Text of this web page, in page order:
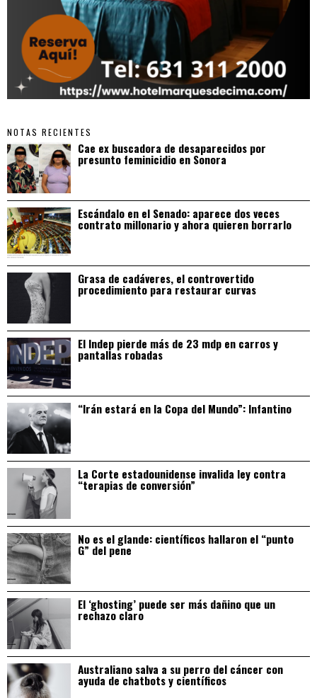
NOTAS RECIENTES
Cae ex buscadora de desaparecidos por
presunto feminicidio en Sonora
Escándalo en el Senado: aparece dos veces
contrato millonario y ahora quieren borrarlo
Grasa de cadáveres, el controvertido
procedimiento para restaurar curvas
El Indep pierde más de 23 mdp en carros y
pantallas robadas
“Irán estará en la Copa del Mundo”: Infantino
La Corte estadounidense invalida ley contra
“terapias de conversión”
No es el glande: científicos hallaron el “punto
G” del pene
El ‘ghosting’ puede ser más dañino que un
rechazo claro
Australiano salva a su perro del cáncer con
ayuda de chatbots y científicos